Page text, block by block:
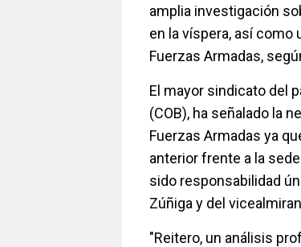
amplia investigación
en la víspera, así
Fuerzas Armadas,
El mayor sindicato del
(COB), ha señalado la
Fuerzas Armadas ya
anterior frente a la
sido responsabilidad
Zúñiga y del
"Reitero, un análisis